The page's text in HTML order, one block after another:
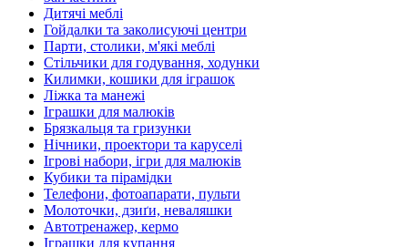
Дитячі меблі
Гойдалки та заколисуючі центри
Парти, столики, м'які меблі
Стільчики для годування, ходунки
Килимки, кошики для іграшок
Ліжка та манежі
Іграшки для малюків
Брязкальця та гризунки
Нічники, проектори та каруселі
Ігрові набори, ігри для малюків
Кубики та пірамідки
Телефони, фотоапарати, пульти
Молоточки, дзиґи, неваляшки
Автотренажер, кермо
Іграшки для купання